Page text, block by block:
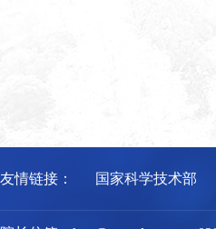
友情链接： 国家科学技术部